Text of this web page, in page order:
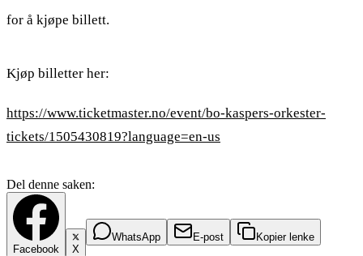
for å kjøpe billett.
Kjøp billetter her:
https://www.ticketmaster.no/event/bo-kaspers-orkester-
tickets/1505430819?language=en-us
Del denne saken:
Facebook X
WhatsApp E-post Kopier lenke